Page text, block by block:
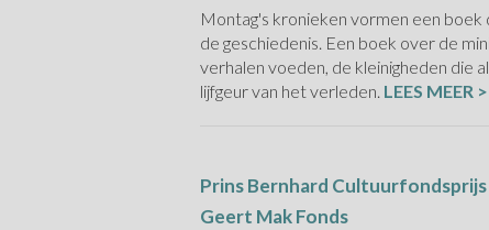
Montag's kronieken vormen een
de geschiedenis. Een boek over de
verhalen voeden, de kleinigheden die
lijfgeur van het verleden. LEES MEER >
Prins Bernhard
Geert Mak Fonds